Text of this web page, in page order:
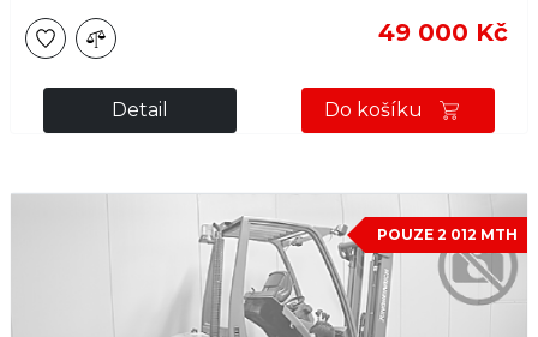
49 000 Kč
Detail Do košíku
POUZE 2 012 MTH